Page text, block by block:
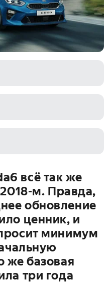
всё так же
м. Правда,
обновление
ценник, и
минимум
же базовая
три года